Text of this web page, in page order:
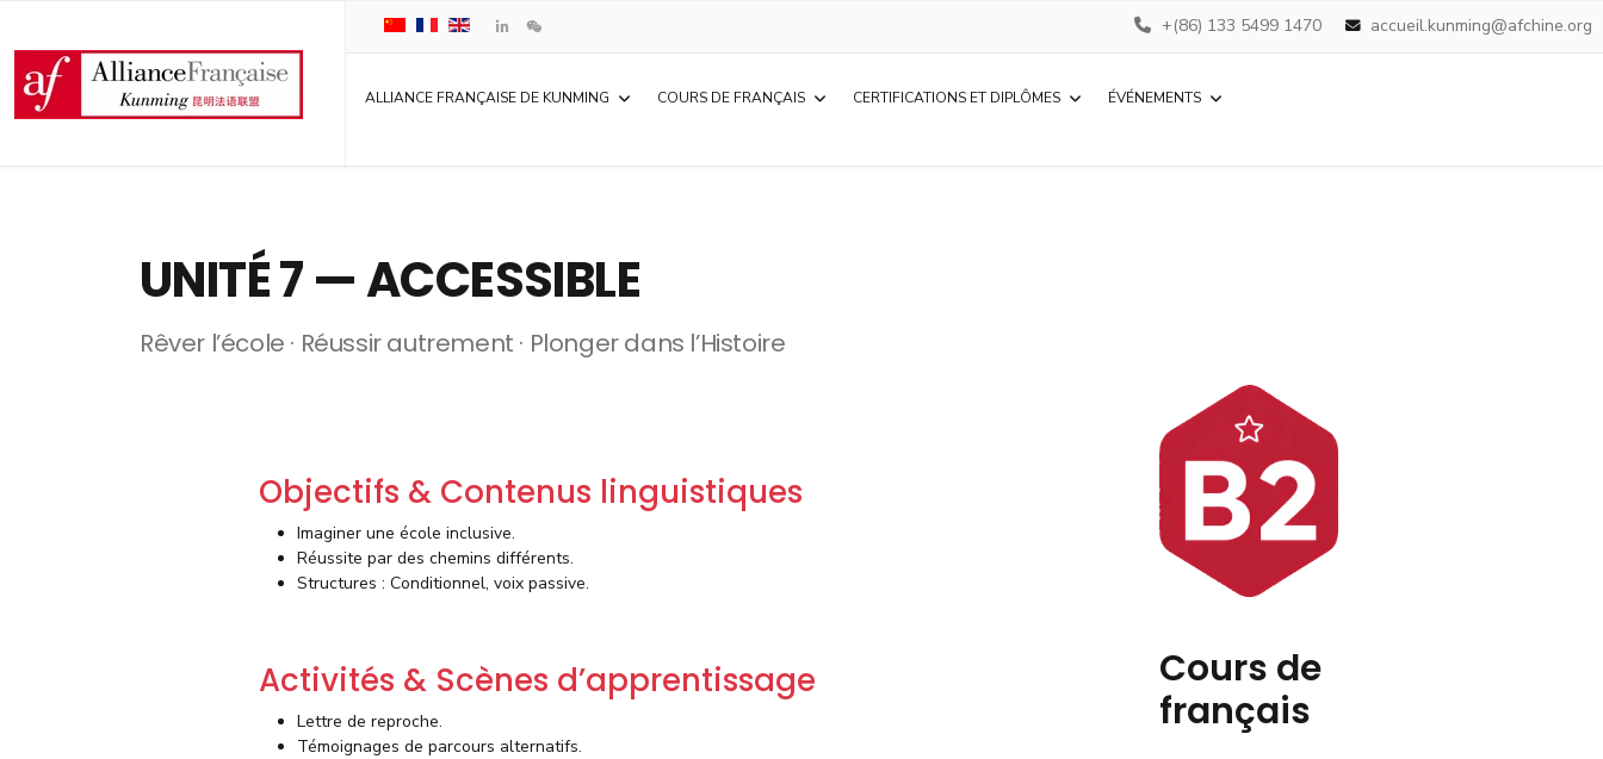
+(86) 133 5499 1470 accueil.kunming@afchine.org
ALLIANCE FRANÇAISE DE KUNMING COURS DE FRANÇAIS CERTIFICATIONS ET DIPLÔMES ÉVÉNEMENTS
UNITÉ 7 — ACCESSIBLE
Rêver l’école · Réussir autrement · Plonger dans l’Histoire
Objectifs & Contenus linguistiques
Imaginer une école inclusive.
Réussite par des chemins différents.
Structures : Conditionnel, voix passive.
Activités & Scènes d’apprentissage
Lettre de reproche.
Témoignages de parcours alternatifs.
Cours de
français